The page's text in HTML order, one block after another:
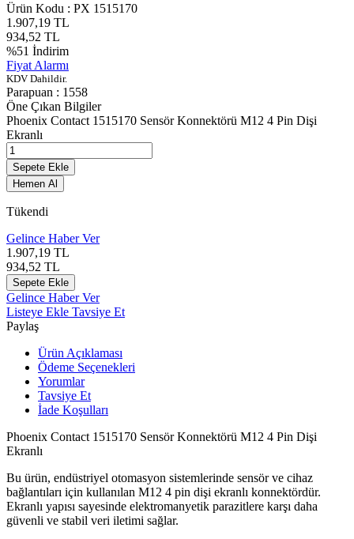
Ürün Kodu : PX 1515170
1.907,19 TL
934,52 TL
%51 İndirim
Fiyat Alarmı
KDV Dahildir.
Parapuan : 1558
Öne Çıkan Bilgiler
Phoenix Contact 1515170 Sensör Konnektörü M12 4 Pin Dişi
Ekranlı
Sepete Ekle
Hemen Al
Tükendi
Gelince Haber Ver
1.907,19 TL
934,52 TL
Sepete Ekle
Gelince Haber Ver
Listeye Ekle Tavsiye Et
Paylaş
Ürün Açıklaması
Ödeme Seçenekleri
Yorumlar
Tavsiye Et
İade Koşulları
Phoenix Contact 1515170 Sensör Konnektörü M12 4 Pin Dişi
Ekranlı
Bu ürün, endüstriyel otomasyon sistemlerinde sensör ve cihaz
bağlantıları için kullanılan M12 4 pin dişi ekranlı konnektördür.
Ekranlı yapısı sayesinde elektromanyetik parazitlere karşı daha
güvenli ve stabil veri iletimi sağlar.